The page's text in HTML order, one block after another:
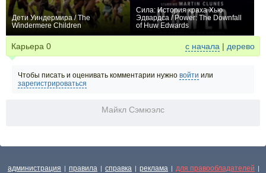
Дети Уиндермира / The
Windermere Children
Сила: История краха Хью
Эдвардса / Power: The Downfall
of Huw Edwards
Карьера 0 с начала | дерево
Чтобы писать и оценивать комментарии нужно войти или
зарегистрироваться
Майкл Сэмюэлс
администрация | правила | справка | реклама | для правообладателей |